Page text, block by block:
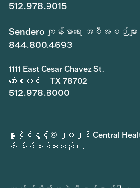
512.978.9015
Sendero ကျန်းမာရေး အစီအစဉ်များ
844.800.4693
1111 East Cesar Chavez St.
အော်စတင်၊ TX 78702
512.978.8000
မူပိုင်ခွင့် © ၂၀၂၆ Central
ကို သိမ်းဆည်းထားသည်။.